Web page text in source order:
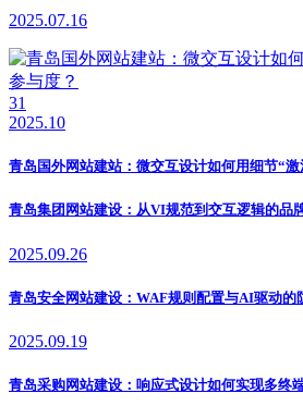
2025.07.16
31
2025.10
青岛国外网站建站：微交互设计如何用细节“激
青岛集团网站建设：从VI规范到交互逻辑的品
2025.09.26
青岛安全网站建设：WAF规则配置与AI驱动的
2025.09.19
青岛采购网站建设：响应式设计如何实现多终